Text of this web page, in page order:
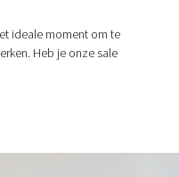
ideale moment om te
Heb je onze sale